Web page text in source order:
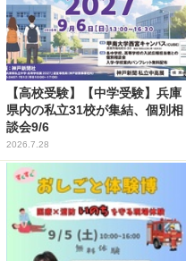
【高校受験】【中学受験】兵庫
県内の私立31校が集結、個別相
談会9/6
2026.7.28